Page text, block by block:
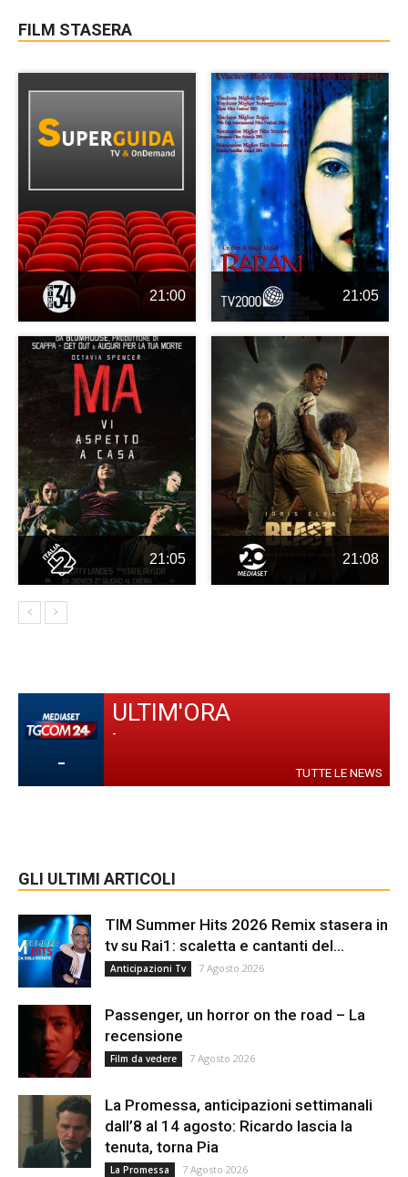
FILM STASERA
21:00 21:05
21:05 21:08
-
ULTIM'ORA
-
TUTTE LE NEWS
GLI ULTIMI ARTICOLI
TIM Summer Hits 2026 Remix stasera in
tv su Rai1: scaletta e cantanti del...
Anticipazioni Tv 7 Agosto 2026
Passenger, un horror on the road – La
recensione
Film da vedere 7 Agosto 2026
La Promessa, anticipazioni settimanali
dall’8 al 14 agosto: Ricardo lascia la
tenuta, torna Pia
La Promessa 7 Agosto 2026